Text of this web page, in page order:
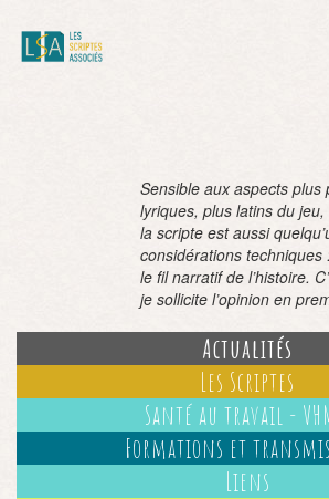
Sensible aux aspects plus
lyriques, plus latins du jeu,
la scripte est aussi
considérations techniques
le fil narratif de l’histoire.
je sollicite l’opinion en
Actualités
Les Scriptes
Santé au travail -
Formations et
Liens